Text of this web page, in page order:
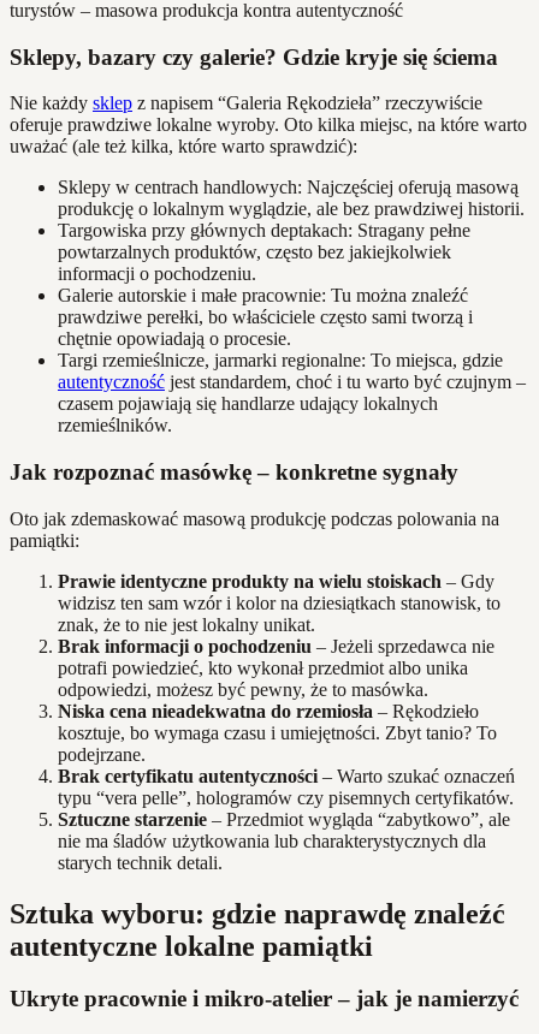
Sklepy, bazary czy galerie? Gdzie kryje się ściema
Nie każdy sklep z napisem “Galeria Rękodzieła” rzeczywiście
oferuje prawdziwe lokalne wyroby. Oto kilka miejsc, na które warto
uważać (ale też kilka, które warto sprawdzić):
Sklepy w centrach handlowych: Najczęściej oferują masową
produkcję o lokalnym wyglądzie, ale bez prawdziwej historii.
Targowiska przy głównych deptakach: Stragany pełne
powtarzalnych produktów, często bez jakiejkolwiek
informacji o pochodzeniu.
Galerie autorskie i małe pracownie: Tu można znaleźć
prawdziwe perełki, bo właściciele często sami tworzą i
chętnie opowiadają o procesie.
Targi rzemieślnicze, jarmarki regionalne: To miejsca, gdzie
autentyczność jest standardem, choć i tu warto być czujnym –
czasem pojawiają się handlarze udający lokalnych
rzemieślników.
Jak rozpoznać masówkę – konkretne sygnały
Oto jak zdemaskować masową produkcję podczas polowania na
pamiątki:
Prawie identyczne produkty na wielu stoiskach – Gdy
widzisz ten sam wzór i kolor na dziesiątkach stanowisk, to
znak, że to nie jest lokalny unikat.
Brak informacji o pochodzeniu – Jeżeli sprzedawca nie
potrafi powiedzieć, kto wykonał przedmiot albo unika
odpowiedzi, możesz być pewny, że to masówka.
Niska cena nieadekwatna do rzemiosła – Rękodzieło
kosztuje, bo wymaga czasu i umiejętności. Zbyt tanio? To
podejrzane.
Brak certyfikatu autentyczności – Warto szukać oznaczeń
typu “vera pelle”, hologramów czy pisemnych certyfikatów.
Sztuczne starzenie – Przedmiot wygląda “zabytkowo”, ale
nie ma śladów użytkowania lub charakterystycznych dla
starych technik detali.
Sztuka wyboru: gdzie naprawdę znaleźć
autentyczne lokalne pamiątki
Ukryte pracownie i mikro-atelier – jak je namierzyć